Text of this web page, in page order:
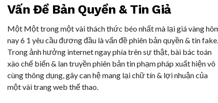
Vấn Đề Bản Quyền & Tin Giả
Một Một trong một vài thách thức béo nhất mà lại giá vàng
nay 6 1 yêu cầu đương đầu là vấn đề phiên bản quyền & tin fake.
Trong ảnh hưởng internet ngay phía trên sự thật, bài bác toán
xào chế biến & lan truyền phiên bản tin phạm pháp xuất hiện vô
cùng thông dụng, gây can hệ mang lại chữ tín & lợi nhuận của
một vài trang web thể thao.